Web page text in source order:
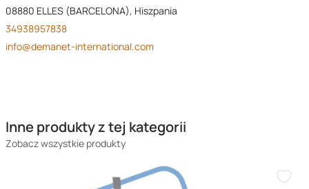
08880 ELLES (BARCELONA), Hiszpania
34938957838
info@demanet-international.com
Inne produkty z tej kategorii
Zobacz wszystkie produkty